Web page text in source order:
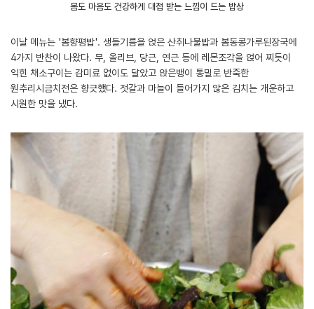
몸도 마음도 건강하게 대접 받는 느낌이 드는 밥상
이날 메뉴는 '봄향평밥'. 생들기름을 얹은 산취나물밥과 봄동콩가루된장국에
4가지 반찬이 나왔다. 무, 올리브, 당근, 연근 등에 레몬조각을 얹어 찌듯이
익힌 채소구이는 감미료 없이도 달았고 앉은뱅이 통밀로 반죽한
원추리시금치전은 향긋했다. 젓갈과 마늘이 들어가지 않은 김치는 개운하고
시원한 맛을 냈다.